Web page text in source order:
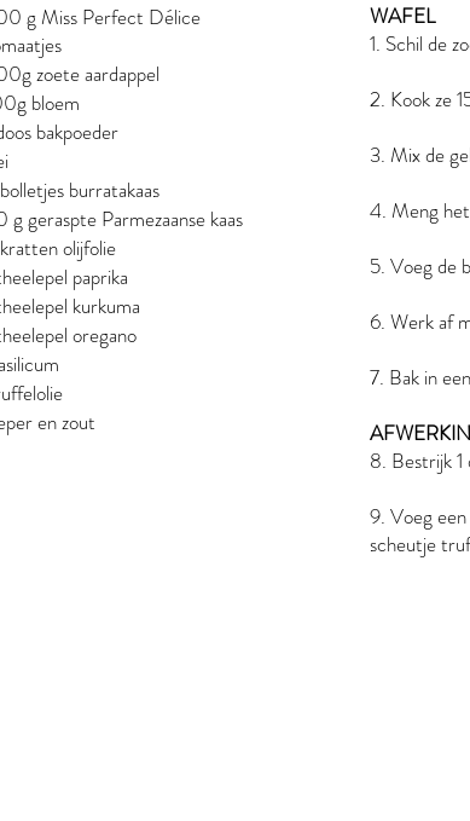
g Miss Perfect Délice
zoete aardappel
bloem
bakpoeder
burratakaas
g geraspte Parmezaanse kaas
olijfolie
paprika
kurkuma
oregano
en zout
WAFEL
1. Schil de
2. Kook ze
3. Mix de
4. Meng het
5. Voeg de
6. Werk af
7. Bak in
8. Bestrijk 1
9. Voeg
scheutje